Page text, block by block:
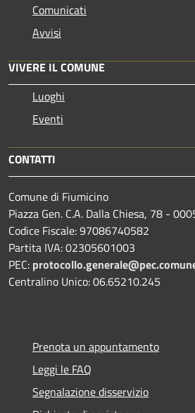
Comunicati
Avvisi
VIVERE IL COMUNE
Luoghi
Eventi
CONTATTI
Comune di Fiumicino
Piazza Gen. C.A. Dalla Chiesa, 78 -
Codice Fiscale: 97086740582
Partita IVA: 02305601003
PEC:
Centralino Unico: 06.65210.245
Prenota un appuntamento
Leggi le FAQ
Segnalazione disservizio